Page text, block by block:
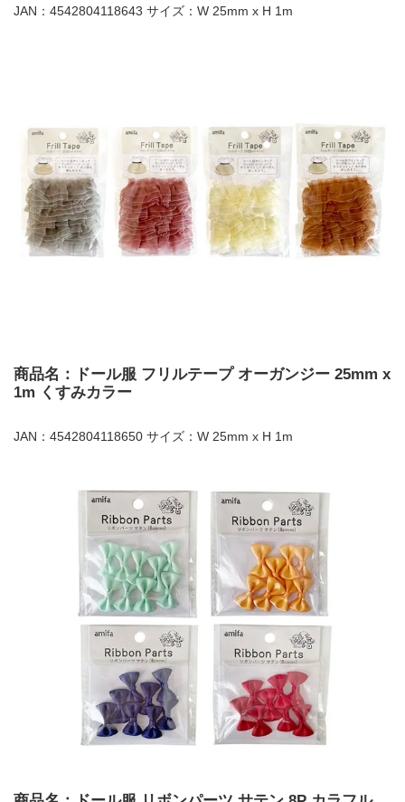
JAN：4542804118643 サイズ：W 25mm x H 1m
商品名：ドール服 フリルテープ オーガンジー 25mm x
1m くすみカラー
JAN：4542804118650 サイズ：W 25mm x H 1m